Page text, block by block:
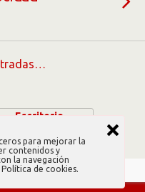
para mejorar la
contenidos y
la navegación
de cookies.
Escritorio